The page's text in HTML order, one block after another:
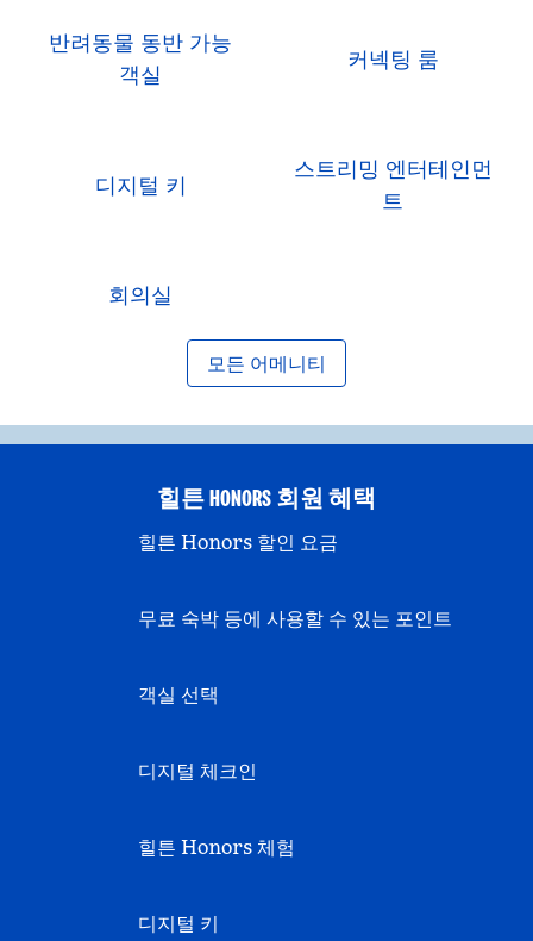
반려동물 동반 가능
객실
커넥팅 룸
디지털 키
스트리밍 엔터테인먼
트
회의실
모든 어메니티
힐튼 HONORS 회원 혜택
힐튼 Honors 할인 요금
무료 숙박 등에 사용할 수 있는 포인트
객실 선택
디지털 체크인
힐튼 Honors 체험
디지털 키